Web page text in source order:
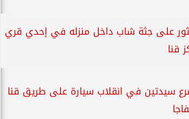
على جثة شاب داخل منزله في إحدي قري
قنا
سيدتين في انقلاب سيارة على طريق قنا